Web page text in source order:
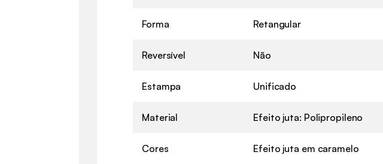
Forma Retangular
Reversível Não
Estampa Unificado
Material Efeito juta: Polipropileno
Cores Efeito juta em caramelo